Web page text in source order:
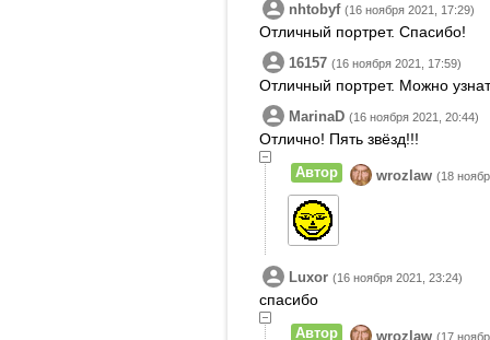
nhtobyf (16 ноября 2021, 17:29)
Отличный портрет. Спасибо!
16157 (16 ноября 2021, 17:59)
Отличный портрет. Можно
MarinaD (16 ноября 2021, 20:44)
Отлично! Пять звёзд!!!
Автор wrozlaw (18
Luxor (16 ноября 2021, 23:24)
спасибо
Автор wrozlaw (17